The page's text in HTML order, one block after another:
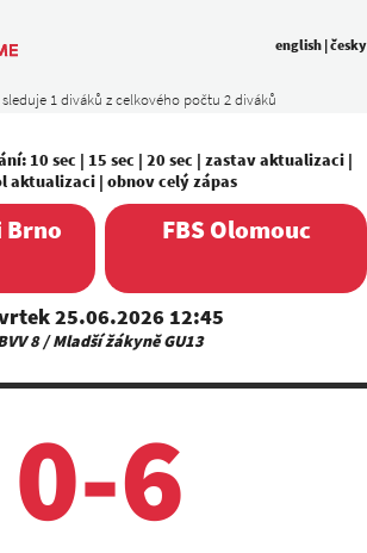
sleduje 1 diváků z celkového počtu 2 diváků
english |česky
10 sec | 15 sec | 20 sec | zastav aktualizaci|
aktualizaci| obnov celý zápas
Brno
25.06.2026 12:45
8 / Mladší žákyně GU13
FBS Olomouc
0-6